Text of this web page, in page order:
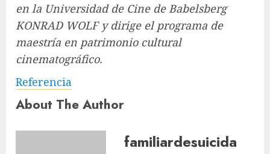
en la Universidad de Cine de Babelsberg
KONRAD WOLF y dirige el programa de
maestría en patrimonio cultural
cinematográfico.
Referencia
About The Author
familiardesuicida